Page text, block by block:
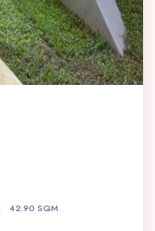
42.90 SQM